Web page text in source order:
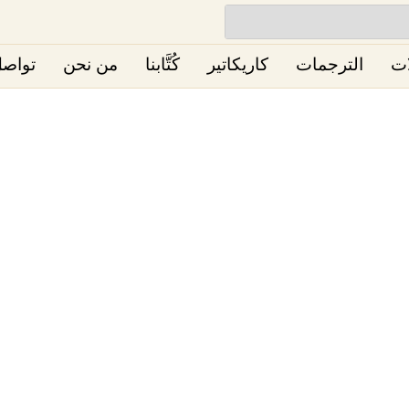
الترجمات كاريكاتير كُتَّابنا من نحن